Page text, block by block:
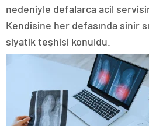
nedeniyle defalarca acil
Kendisine her defasında sinir
siyatik teşhisi konuldu.